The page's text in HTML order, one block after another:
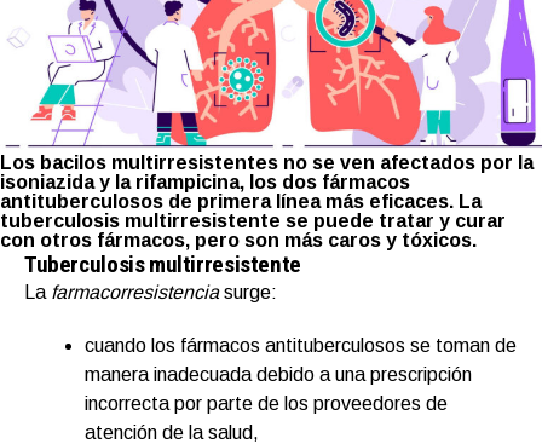
Los bacilos multirresistentes no se ven afectados por la
isoniazida y la rifampicina, los dos fármacos
antituberculosos de primera línea más eficaces. La
tuberculosis multirresistente se puede tratar y curar
con otros fármacos, pero son más caros y tóxicos.
Tuberculosis multirresistente
La farmacorresistenciasurge:
cuando los fármacos antituberculosos se toman de
manera inadecuada debido a una prescripción
incorrecta por parte de los proveedores de
atención de la salud,